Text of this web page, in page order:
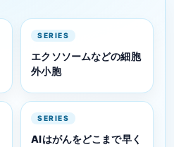
SERIES
エクソソームなどの細胞
外小胞
SERIES
AIはがんをどこまで早く